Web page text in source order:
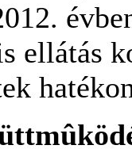
ellátás